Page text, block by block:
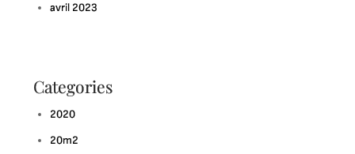
avril 2023
Categories
2020
20m2